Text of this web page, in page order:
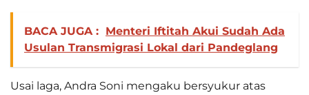
BACA JUGA : Menteri Iftitah Akui Sudah Ada
Usulan Transmigrasi Lokal dari Pandeglang
Usai laga, Andra Soni mengaku bersyukur atas